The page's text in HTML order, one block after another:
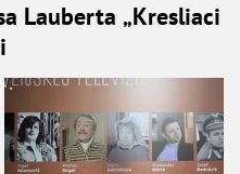
Lauberta „Kresliaci